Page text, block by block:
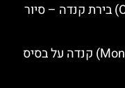
סיורים חינמיים באוטוואה (Ottawa) בירת קנדה – סיור
סיורים חינמיים במונטריאול (Montreal) קנדה על בסיס